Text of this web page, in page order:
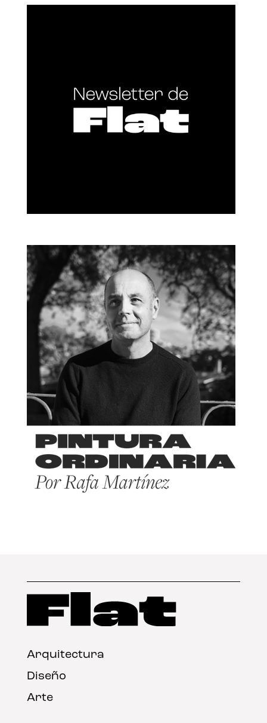
Arquitectura
Diseño
Arte